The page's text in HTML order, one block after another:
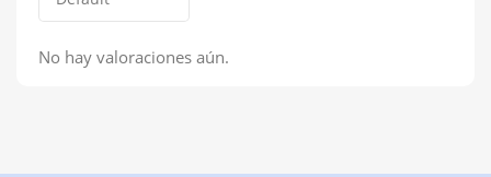
No hay valoraciones aún.